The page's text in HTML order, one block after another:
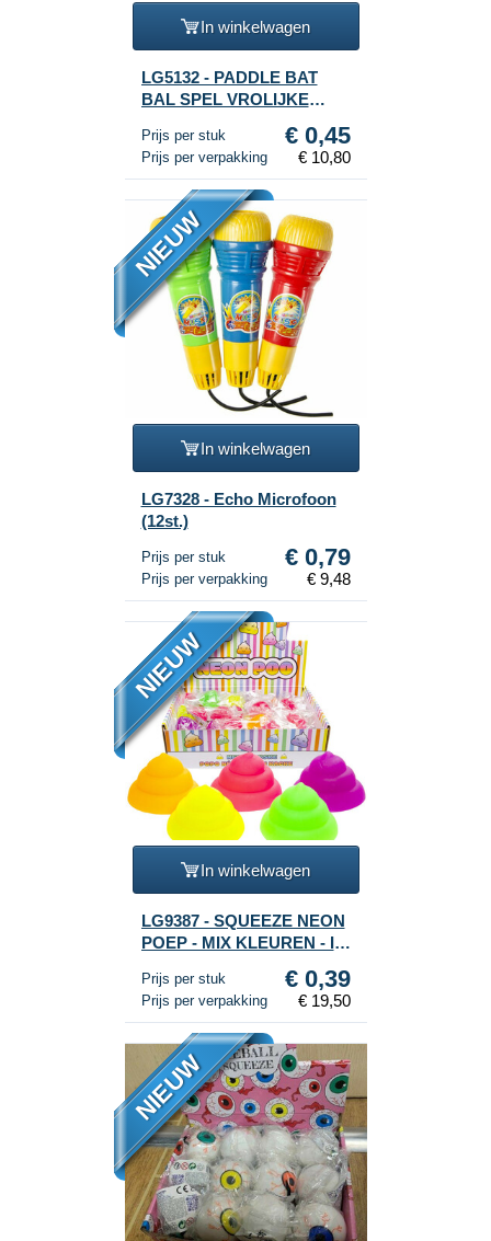
In winkelwagen
LG5132 - PADDLE BAT
BAL SPEL VROLIJKE
Prijs per stuk € 0,45
Prijs per verpakking € 10,80
NIEUW
In winkelwagen
LG7328 - Echo Microfoon
(12st.)
Prijs per stuk € 0,79
Prijs per verpakking € 9,48
NIEUW
In winkelwagen
LG9387 - SQUEEZE NEON
POEP - MIX KLEUREN - IN
Prijs per stuk € 0,39
Prijs per verpakking € 19,50
NIEUW